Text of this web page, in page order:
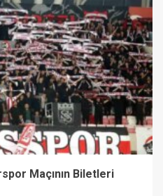
Maçının Biletleri